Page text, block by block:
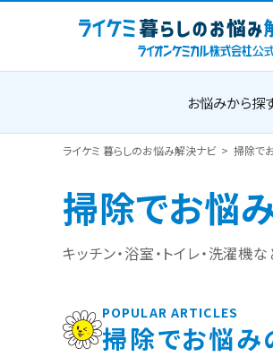
お悩みから探す
ライケミ 暮らしのお悩み解決ナビ 掃除で
掃除でお悩
キッチン・浴室・トイレ・洗濯機
POPULAR ARTICLES
掃除でお悩み